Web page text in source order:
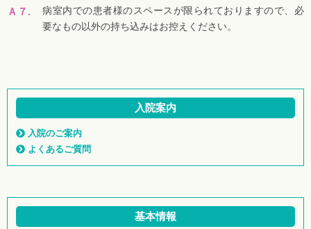
Ａ７.
病室内での患者様のスペースが限られておりますので、必
要なもの以外の持ち込みはお控えください。
入院案内
入院のご案内
よくあるご質問
基本情報